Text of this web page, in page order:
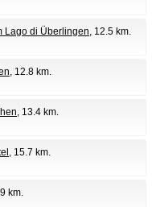
Lago di Überlingen, 12.5 km.
, 12.8 km.
, 13.4 km.
, 15.7 km.
km.